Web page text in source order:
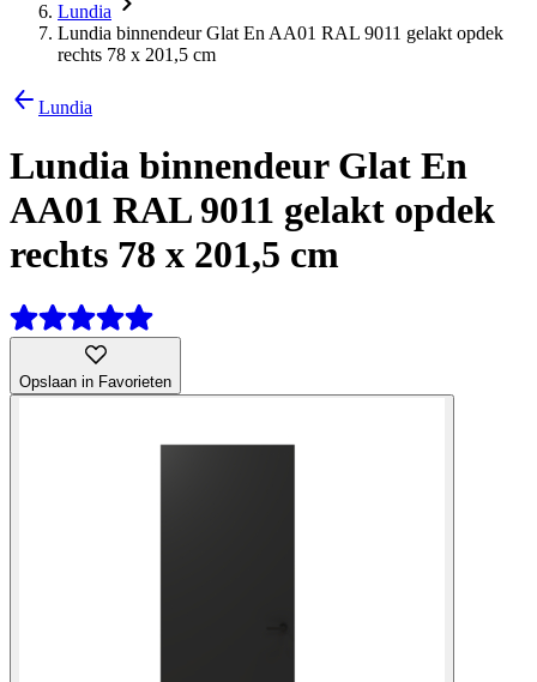
Lundia
Lundia binnendeur Glat En AA01 RAL 9011 gelakt opdek
rechts 78 x 201,5 cm
Lundia
Lundia binnendeur Glat En
AA01 RAL 9011 gelakt opdek
rechts 78 x 201,5 cm
Opslaan in Favorieten